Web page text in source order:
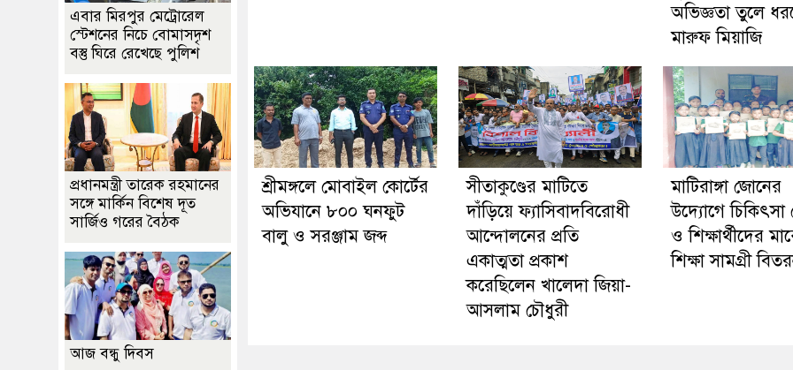
অভিজ্ঞতা তুলে
মারুফ মিয়াজি
শ্রীমঙ্গলে মোবাইল কোর্টের
অভিযানে ৮০০ ঘনফুট
বালু ও সরঞ্জাম জব্দ
সীতাকুণ্ডের মাটিতে
দাঁড়িয়ে ফ্যাসিবাদবিরোধী
আন্দোলনের প্রতি
একাত্মতা প্রকাশ
করেছিলেন খালেদা জিয়া-
আসলাম চৌধুরী
মাটিরাঙ্গা জোনের
উদ্যোগে চিকিৎসা
ও শিক্ষার্থীদের
শিক্ষা সামগ্রী
এবার মিরপুর মেট্রোরেল
স্টেশনের নিচে বোমাসদৃশ
বস্তু ঘিরে রেখেছে পুলিশ
প্রধানমন্ত্রী তারেক রহমানের
সঙ্গে মার্কিন বিশেষ দূত
সার্জিও গরের বৈঠক
আজ বন্ধু দিবস